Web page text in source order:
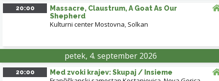
20:00
Massacre, Claustrum, A Goat As Our
Shepherd
Kulturni center Mostovna, Solkan
petek, 4. september 2026
20:00 Med zvoki krajev: Skupaj / Insieme